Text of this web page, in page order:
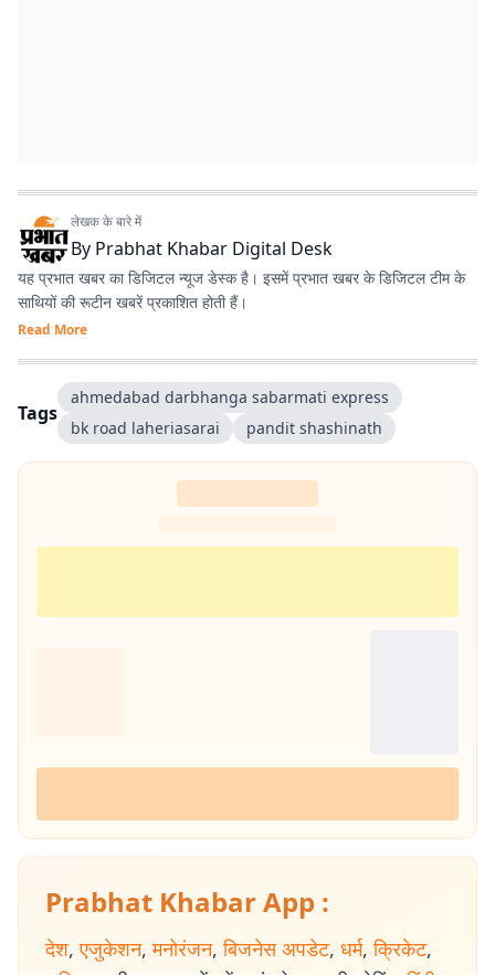
लेखक के बारे में
By Prabhat Khabar Digital Desk
यह प्रभात खबर का डिजिटल न्यूज डेस्क है। इसमें प्रभात खबर के डिजिटल टीम के
साथियों की रूटीन खबरें प्रकाशित होती हैं।
Read More
Tags
ahmedabad darbhanga sabarmati express
bk road laheriasarai
pandit shashinath
Prabhat Khabar App :
देश, एजुकेशन, मनोरंजन, बिजनेस अपडेट, धर्म, क्रिकेट,